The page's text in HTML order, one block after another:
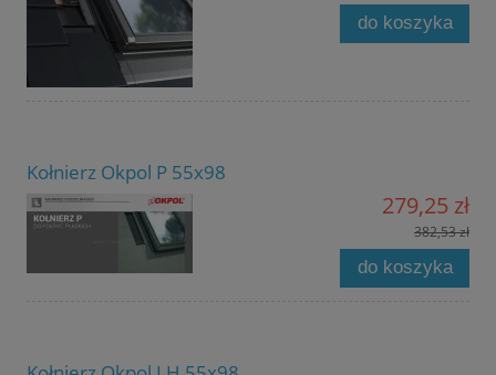
do koszyka
Kołnierz Okpol P 55x98
279,25 zł
382,53 zł
do koszyka